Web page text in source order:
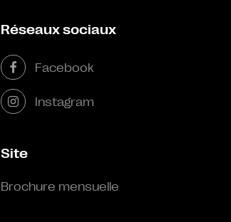
Réseaux sociaux
Facebook
Instagram
Site
Brochure mensuelle